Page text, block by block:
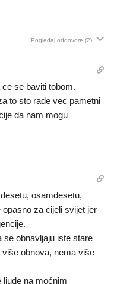
Pogledaj odgovore (2)
se baviti tobom.
to sto rade vec pametni
da nam mogu
osamdesetu,
opasno za cijeli svijet jer
se obnavljaju iste stare
obnova, nema više
ljude na moćnim